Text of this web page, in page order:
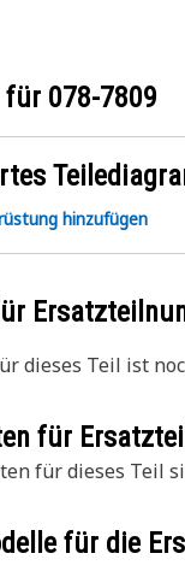
für 078-7809
hinzufügen
dieses Teil ist
für
für dieses Teil
für die